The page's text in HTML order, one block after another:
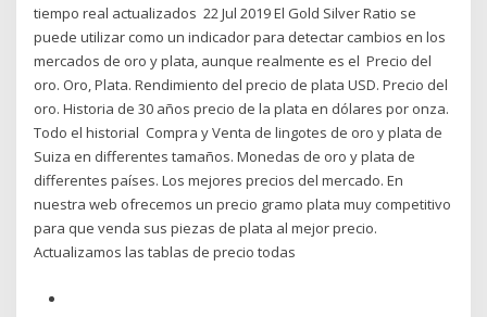
tiempo real actualizados 22 Jul 2019 El Gold Silver Ratio se
puede utilizar como un indicador para detectar cambios en los
mercados de oro y plata, aunque realmente es el Precio del
oro. Oro, Plata. Rendimiento del precio de plata USD. Precio del
oro. Historia de 30 años precio de la plata en dólares por onza.
Todo el historial Compra y Venta de lingotes de oro y plata de
Suiza en differentes tamaños. Monedas de oro y plata de
differentes países. Los mejores precios del mercado. En
nuestra web ofrecemos un precio gramo plata muy competitivo
para que venda sus piezas de plata al mejor precio.
Actualizamos las tablas de precio todas